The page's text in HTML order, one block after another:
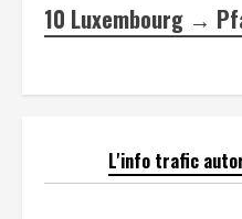
10 Luxembourg →
L'info trafic